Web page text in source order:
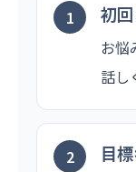
初
お悩
話し
目